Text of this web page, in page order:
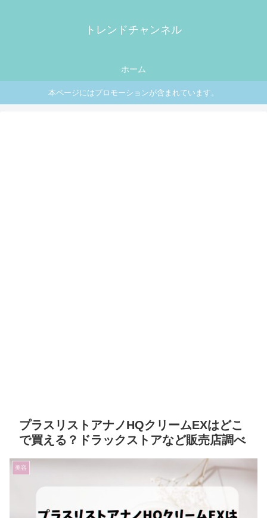
トレンドチャンネル
ホーム
本ページにはプロモーションが含まれています。
プラスリストアナノHQクリームEXはどこ
で買える？ドラックストアなど販売店調べ
美容